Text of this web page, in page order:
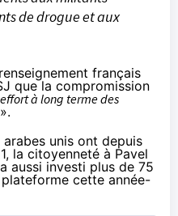
de drogue et aux
français
que la compromission
à long terme des
».
unis ont depuis
la citoyenneté à Pavel
aussi investi plus de 75
cette année-